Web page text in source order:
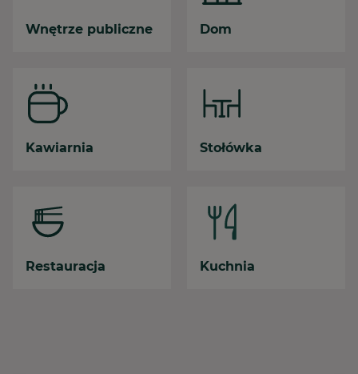
Wnętrze publiczne Dom
Kawiarnia Stołówka
Restauracja Kuchnia